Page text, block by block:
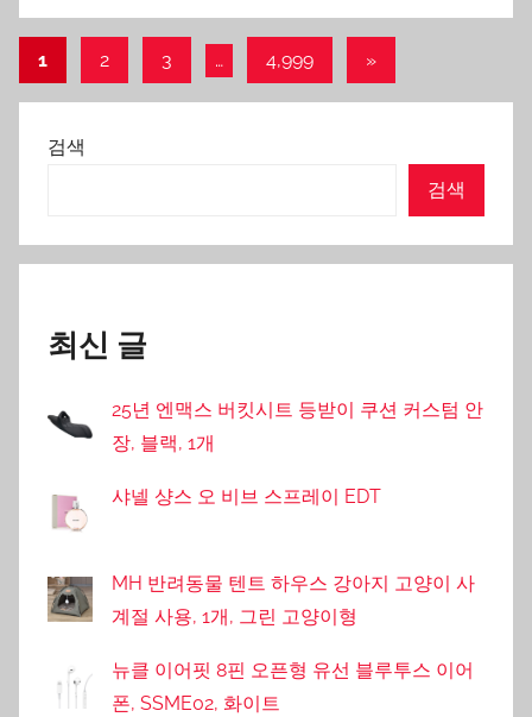
글
내
션
1 2 3 … 4,999
Next
»
검색
검색
최신 글
25년 엔맥스 버킷시트 등받이 쿠션 커스텀 안
장, 블랙, 1개
샤넬 샹스 오 비브 스프레이 EDT
MH 반려동물 텐트 하우스 강아지 고양이 사
계절 사용, 1개, 그린 고양이형
뉴클 이어핏 8핀 오픈형 유선 블루투스 이어
폰, SSME02, 화이트